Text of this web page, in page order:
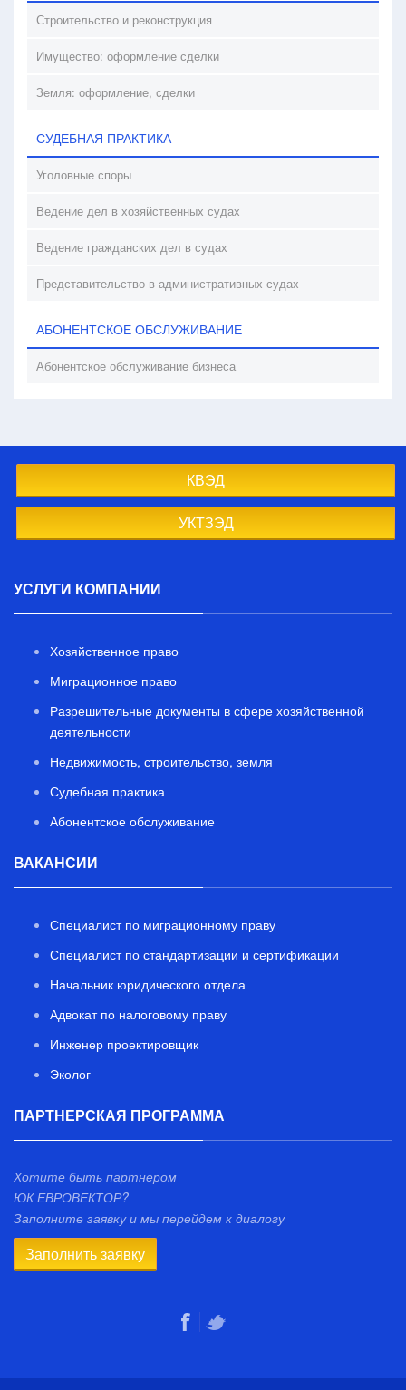
Строительство и реконструкция
Имущество: оформление сделки
Земля: оформление, сделки
СУДЕБНАЯ ПРАКТИКА
Уголовные споры
Ведение дел в хозяйственных судах
Ведение гражданских дел в судах
Представительство в административных судах
АБОНЕНТСКОЕ ОБСЛУЖИВАНИЕ
Абонентское обслуживание бизнеса
КВЭД
УКТЗЭД
УСЛУГИ КОМПАНИИ
Хозяйственное право
Миграционное право
Разрешительные документы в сфере хозяйственной
деятельности
Недвижимость, строительство, земля
Судебная практика
Абонентское обслуживание
ВАКАНСИИ
Специалист по миграционному праву
Специалист по стандартизации и сертификации
Начальник юридического отдела
Адвокат по налоговому праву
Инженер проектировщик
Эколог
ПАРТНЕРСКАЯ ПРОГРАММА
Хотите быть партнером
ЮК ЕВРОВЕКТОР?
Заполните заявку и мы перейдем к диалогу
Заполнить заявку